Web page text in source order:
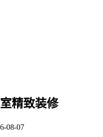
精致装修
08-07